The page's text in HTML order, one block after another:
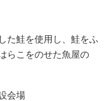
た鮭を使用し、鮭をふ
らこをのせた魚屋の
会場